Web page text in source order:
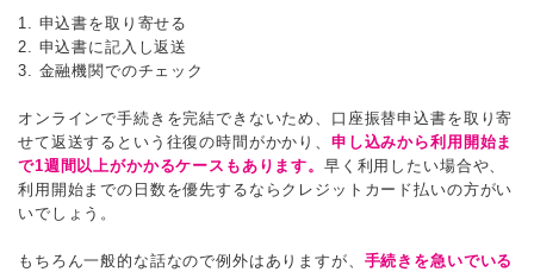
1. 申込書を取り寄せる
2. 申込書に記入し返送
3. 金融機関でのチェック
オンラインで手続きを完結できないため、口座振替申込書を取り寄
せて返送するという往復の時間がかかり、 申し込みから利用開始ま
で1週間以上がかかるケースもあります。 早く利用したい場合や、
利用開始までの日数を優先するならクレジットカード払いの方がい
いでしょう。
もちろん一般的な話なので例外はありますが、 手続きを急いでいる